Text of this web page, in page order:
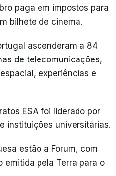
paga em impostos para
bilhete de cinema.
ascenderam a 84
de telecomunicações,
experiências e
ESA foi liderado por
instituições universitárias.
estão a Forum, com
emitida pela Terra para o